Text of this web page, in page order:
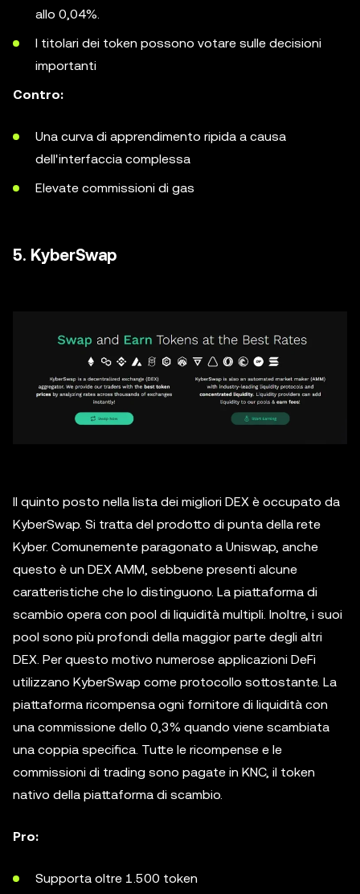
allo 0,04%.
I titolari dei token possono votare sulle decisioni
importanti
Contro:
Una curva di apprendimento ripida a causa
dell'interfaccia complessa
Elevate commissioni di gas
5. KyberSwap
Il quinto posto nella lista dei migliori DEX è occupato da
KyberSwap. Si tratta del prodotto di punta della rete
Kyber. Comunemente paragonato a Uniswap, anche
questo è un DEX AMM, sebbene presenti alcune
caratteristiche che lo distinguono. La piattaforma di
scambio opera con pool di liquidità multipli. Inoltre, i suoi
pool sono più profondi della maggior parte degli altri
DEX. Per questo motivo numerose applicazioni DeFi
utilizzano KyberSwap come protocollo sottostante. La
piattaforma ricompensa ogni fornitore di liquidità con
una commissione dello 0,3% quando viene scambiata
una coppia specifica. Tutte le ricompense e le
commissioni di trading sono pagate in KNC, il token
nativo della piattaforma di scambio.
Pro:
Supporta oltre 1.500 token